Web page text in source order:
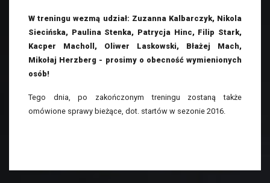
W treningu wezmą udział: Zuzanna Kalbarczyk, Nikola
Siecińska, Paulina Stenka, Patrycja Hinc, Filip Stark,
Kacper Macholl, Oliwer Laskowski, Błażej Mach,
Mikołaj Herzberg - prosimy o obecność wymienionych
osób!
Tego dnia, po zakończonym treningu zostaną także
omówione sprawy bieżące, dot. startów w sezonie 2016.